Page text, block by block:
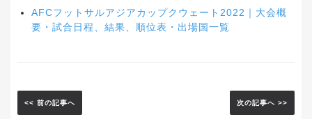
AFCフットサルアジアカップクウェート2022｜大会概
要・試合日程、結果、順位表・出場国一覧
<< 前の記事へ 次の記事へ >>